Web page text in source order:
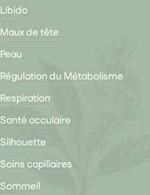
Libido
Maux de tête
Peau
Régulation du Métabolisme
Respiration
Santé occulaire
Silhouette
Soins capillaires
Sommeil